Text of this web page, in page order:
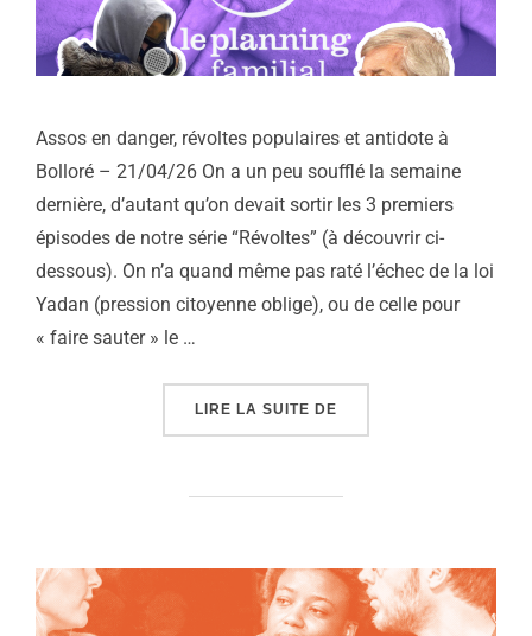
Assos en danger, révoltes populaires et antidote à
Bolloré – 21/04/26 On a un peu soufflé la semaine
dernière, d’autant qu’on devait sortir les 3 premiers
épisodes de notre série “Révoltes” (à découvrir ci-
dessous). On n’a quand même pas raté l’échec de la loi
Yadan (pression citoyenne oblige), ou de celle pour
« faire sauter » le …
LIRE LA SUITE DE